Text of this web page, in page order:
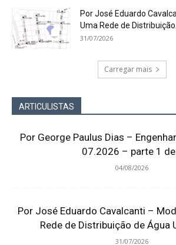
Por José Eduardo
Uma Rede de Distribuição...
31/07/2026
Carregar mais
ARTICULISTAS
Por George Paulus Dias –
07.2026 – parte 1
04/08/2026
Por José Eduardo Cavalcanti –
Rede de Distribuição de Água
31/07/2026